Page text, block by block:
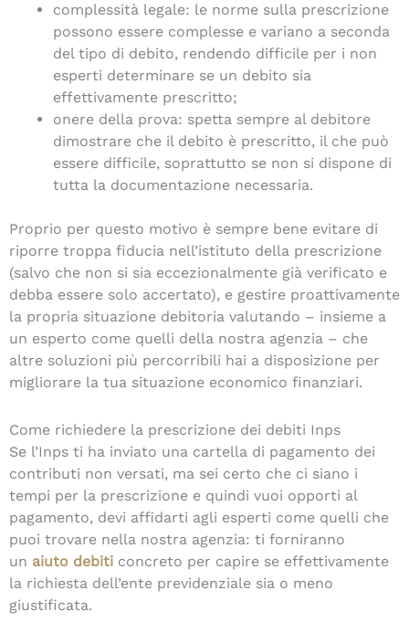
complessità legale: le norme sulla prescrizione
possono essere complesse e variano a seconda
del tipo di debito, rendendo difficile per i non
esperti determinare se un debito sia
effettivamente prescritto;
onere della prova: spetta sempre al debitore
dimostrare che il debito è prescritto, il che può
essere difficile, soprattutto se non si dispone di
tutta la documentazione necessaria.
Proprio per questo motivo è sempre bene evitare di
riporre troppa fiducia nell’istituto della prescrizione
(salvo che non si sia eccezionalmente già verificato e
debba essere solo accertato), e gestire proattivamente
la propria situazione debitoria valutando – insieme a
un esperto come quelli della nostra agenzia – che
altre soluzioni più percorribili hai a disposizione per
migliorare la tua situazione economico finanziari.
Come richiedere la prescrizione dei debiti Inps
Se l’Inps ti ha inviato una cartella di pagamento dei
contributi non versati, ma sei certo che ci siano i
tempi per la prescrizione e quindi vuoi opporti al
pagamento, devi affidarti agli esperti come quelli che
puoi trovare nella nostra agenzia: ti forniranno
un aiuto debiti concreto per capire se effettivamente
la richiesta dell’ente previdenziale sia o meno
giustificata.